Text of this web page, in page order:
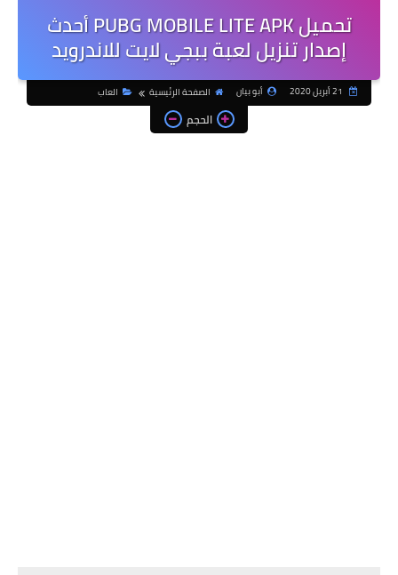
تحميل PUBG MOBILE LITE APK أحدث
إصدار تنزيل لعبة ببجي لايت للاندرويد
أبو بيان الصفحة الرئيسية العاب
الحجم